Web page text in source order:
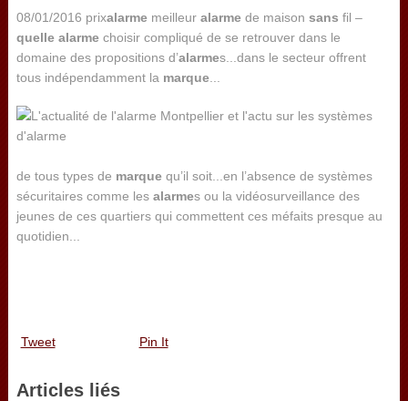
08/01/2016 prixalarmemeilleur alarmede maison sans fil –
quelle alarmechoisir compliqué de se retrouver dans le
domaine des propositions d’alarmes...dans le secteur offrent
tous indépendamment la marque...
de tous types de marquequ’il soit...en l’absence de systèmes
sécuritaires comme les alarmes ou la vidéosurveillance des
jeunes de ces quartiers qui commettent ces méfaits presque au
quotidien...
Tweet Pin It
Articles liés